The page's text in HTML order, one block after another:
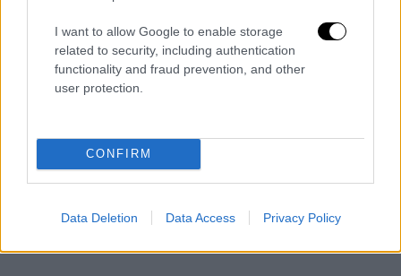
I want to allow Google to enable storage
related to security, including authentication
functionality and fraud prevention, and other
user protection.
CONFIRM
Data Deletion Data Access Privacy Policy
ναούς, συνέστησεεκπαιδευτικά και
φιλανθρωπικά ιδρύματακαι ανέδειξε νέο
κλήρο, προσφέροντας αδιάλειπτη
θυσιαστική διακονία επί33 και πλέον έτη
Αιωνία αυτού η μνήμη!».